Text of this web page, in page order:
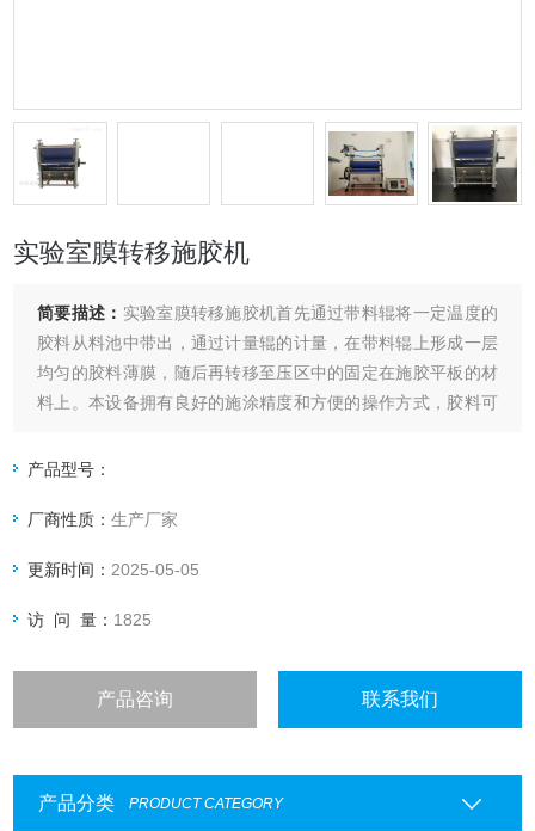
实验室膜转移施胶机
简要描述： 实验室膜转移施胶机首先通过带料辊将一定温度的
胶料从料池中带出，通过计量辊的计量，在带料辊上形成一层
均匀的胶料薄膜，随后再转移至压区中的固定在施胶平板的材
料上。本设备拥有良好的施涂精度和方便的操作方式，胶料可
和调节胶辊压力来实现。施胶过程一个人即可完成，可用于实
产品型号：
厂商性质：生产厂家
更新时间： 2025-05-05
访 问 量： 1825
产品咨询 联系我们
产品分类 PRODUCT CATEGORY